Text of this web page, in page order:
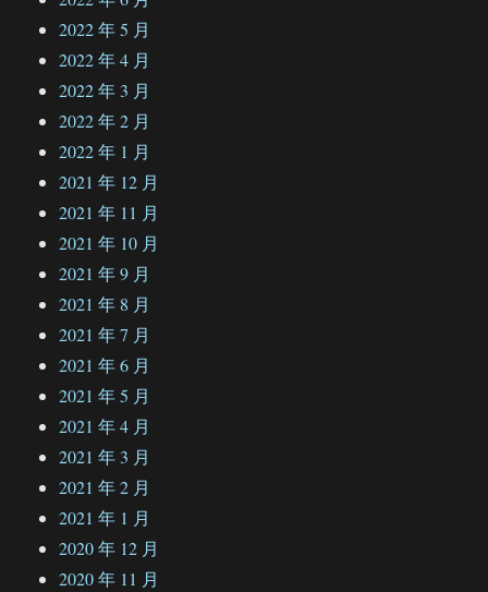
2022 年 5 月
2022 年 4 月
2022 年 3 月
2022 年 2 月
2022 年 1 月
2021 年 12 月
2021 年 11 月
2021 年 10 月
2021 年 9 月
2021 年 8 月
2021 年 7 月
2021 年 6 月
2021 年 5 月
2021 年 4 月
2021 年 3 月
2021 年 2 月
2021 年 1 月
2020 年 12 月
2020 年 11 月